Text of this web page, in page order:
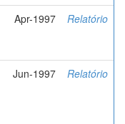
Apr-1997 Relatório
Jun-1997 Relatório